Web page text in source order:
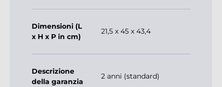
Dimensioni (L
x H x P in cm)
21,5 x 45 x 43,4
Descrizione
della garanzia
2 anni (standard)